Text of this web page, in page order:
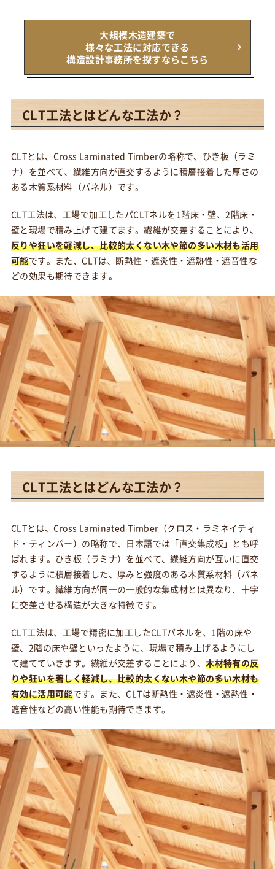
大規模木造建築で
様々な工法に対応できる
構造設計事務所を探すならこちら
CLT工法とはどんな工法か？
CLTとは、Cross Laminated Timberの略称で、ひき板（ラミ
ナ）を並べて、繊維方向が直交するように積層接着した厚さの
ある木質系材料（パネル）です。
CLT工法は、工場で加工したパCLTネルを1階床・壁、2階床・
壁と現場で積み上げて建てます。繊維が交差することにより、
反りや狂いを軽減し、比較的太くない木や節の多い木材も活用
可能です。また、CLTは、断熱性・遮炎性・遮熱性・遮音性な
どの効果も期待できます。
CLT工法とはどんな工法か？
CLTとは、Cross Laminated Timber（クロス・ラミネイティ
ド・ティンバー）の略称で、日本語では「直交集成板」とも呼
ばれます。ひき板（ラミナ）を並べて、繊維方向が互いに直交
するように積層接着した、厚みと強度のある木質系材料（パネ
ル）です。繊維方向が同一の一般的な集成材とは異なり、十字
に交差させる構造が大きな特徴です。
CLT工法は、工場で精密に加工したCLTパネルを、1階の床や
壁、2階の床や壁といったように、現場で積み上げるようにし
て建てていきます。繊維が交差することにより、木材特有の反
りや狂いを著しく軽減し、比較的太くない木や節の多い木材も
有効に活用可能です。また、CLTは断熱性・遮炎性・遮熱性・
遮音性などの高い性能も期待できます。